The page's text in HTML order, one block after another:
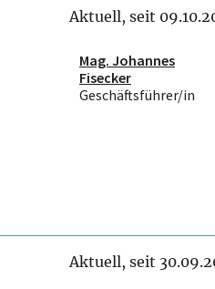
Aktuell, seit
Mag. Johannes
Fisecker
Geschäftsführer/in
Aktuell, seit